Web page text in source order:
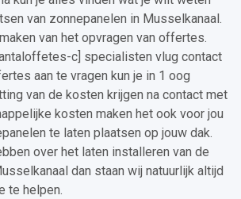
van zonnepanelen in Musselkanaal.
van het opvragen van offertes.
c] specialisten vlug contact
aan te vragen kun je in 1 oog
van de kosten krijgen na contact met
kosten maken het ook voor jou
te laten plaatsen op jouw dak.
over het laten installeren van de
dan staan wij natuurlijk altijd
te helpen.